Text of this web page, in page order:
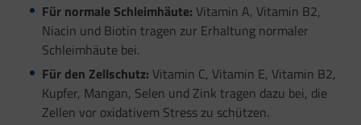
Für normale Schleimhäute: Vitamin A, Vitamin B2,
Niacin und Biotin tragen zur Erhaltung normaler
Schleimhäute bei.
Für den Zellschutz: Vitamin C, Vitamin E, Vitamin B2,
Kupfer, Mangan, Selen und Zink tragen dazu bei, die
Zellen vor oxidativem Stress zu schützen.